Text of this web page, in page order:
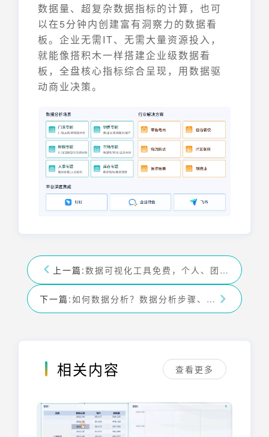
数据量、超复杂数据指标的计算，也可
以在5分钟内创建富有洞察力的数据看
板。企业无需IT、无需大量资源投入，
就能像搭积木一样搭建企业级数据看
板，全盘核心指标综合呈现，用数据驱
动商业决策。
上一篇: 数据可视化工具免费，个人、团队、企业都适用的实用指南
下一篇: 如何数据分析？数据分析步骤、工具与入门指南
相关内容 查看更多